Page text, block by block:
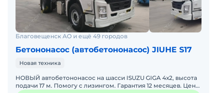
Благовещенск АО и ещё 49 городов
Бетононасос (автобетононасос) JIUHE S17
Новая техника
НОВЫЙ автобетононасос на шасси ISUZU GIGA 4х2, высота
подачи 17 м. Помогу с лизингом. Гарантия 12 месяцев. Цена